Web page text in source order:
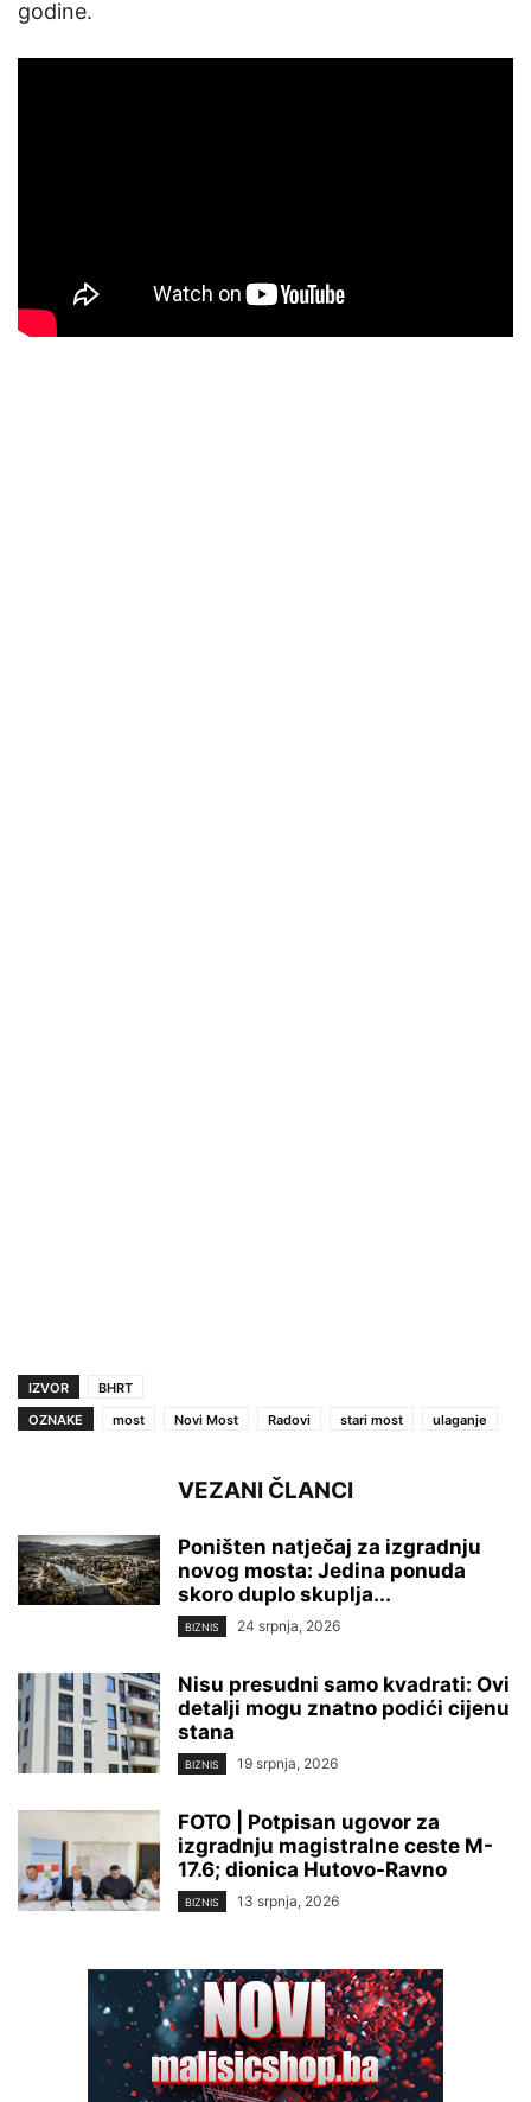
godine.
IZVOR
BHRT
OZNAKE
most Novi Most Radovi stari most ulaganje
VEZANI ČLANCI
Poništen natječaj za izgradnju
novog mosta: Jedina ponuda
skoro duplo skuplja...
BIZNIS 24 srpnja, 2026
Nisu presudni samo kvadrati: Ovi
detalji mogu znatno podići cijenu
stana
BIZNIS 19 srpnja, 2026
FOTO | Potpisan ugovor za
izgradnju magistralne ceste M-
17.6; dionica Hutovo-Ravno
BIZNIS 13 srpnja, 2026